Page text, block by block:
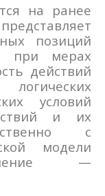
на ранее
позиций
при­ мерах
действий
условий
и их
с
модели
—